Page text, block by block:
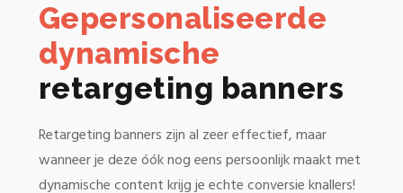
Gepersonaliseerde
dynamische
retargeting banners
Retargeting banners zijn al zeer effectief, maar
wanneer je deze óók nog eens persoonlijk maakt met
dynamische content krijg je echte conversie knallers!